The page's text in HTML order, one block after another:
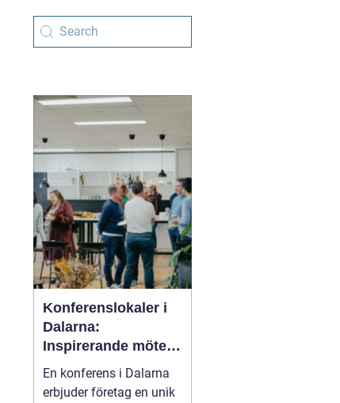
Konferenslokaler i
Dalarna:
Inspirerande möten
i hjärtat av Sverige
En konferens i Dalarna
erbjuder företag en unik